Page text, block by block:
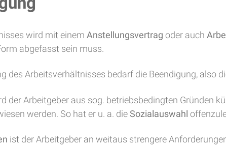
wird mit einem Anstellungsvertrag oder auch
abgefasst sein muss.
des Arbeitsverhältnisses bedarf die Beendigung, also
der Arbeitgeber aus sog. betriebsbedingten Gründen
werden. So hat er u. a. dieSozialauswahl
ist der Arbeitgeber an weitaus strengere